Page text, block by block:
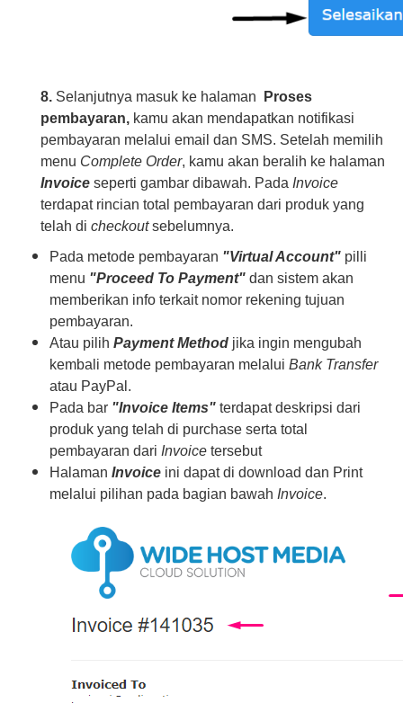
8. Selanjutnya masuk ke halaman
Proses
pembayaran, kamu akan mendapatkan notifikasi
pembayaran melalui email dan SMS. Setelah memilih
menu Complete Order, kamu akan beralih ke halaman
Invoice seperti gambar dibawah. Pada Invoice
terdapat rincian total pembayaran dari produk yang
telah di checkoutsebelumnya.
Pada metode pembayaran "Virtual Account" pilli
menu "Proceed To Payment" dan sistem akan
memberikan info terkait nomor rekening tujuan
pembayaran.
Atau pilih Payment Method jika ingin mengubah
kembali metode pembayaran melalui Bank Transfer
atau PayPal.
Pada bar "Invoice Items" terdapat deskripsi dari
produk yang telah di purchase serta total
pembayaran dari Invoice tersebut
Halaman Invoice ini dapat di download dan Print
melalui pilihan pada bagian bawah Invoice.